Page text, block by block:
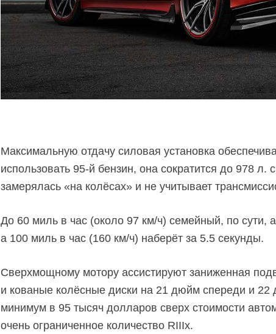
Максимальную отдачу силовая установка
использовать 95-й бензин, она сократится до 978 л.
замерялась «на колёсах» и не учитывает
До 60 миль в час (около 97 км/ч) семейный, по сути,
а 100 миль в час (160 км/ч) наберёт за 5.5 секунды.
Сверхмощному мотору ассистируют заниженная
и кованые колёсные диски на 21 дюйм спереди и
минимум в 95 тысяч долларов сверх стоимости
очень ограниченное количество RIIIx.